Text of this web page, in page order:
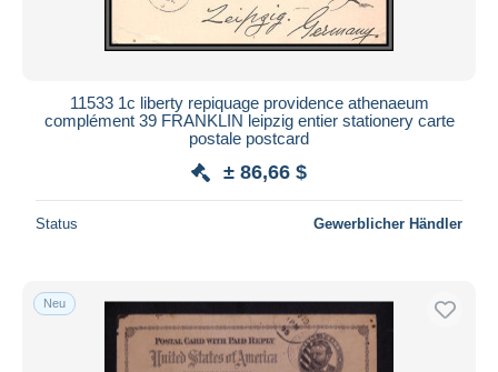
11533 1c liberty repiquage providence athenaeum
complément 39 FRANKLIN leipzig entier stationery carte
postale postcard
± 86,66 $
Status Gewerblicher Händler
Neu